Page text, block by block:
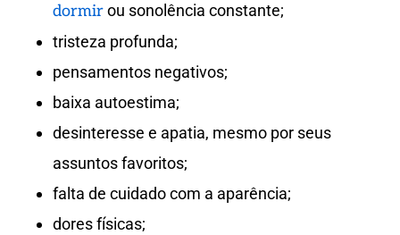
dormirou sonolência constante;
tristeza profunda;
pensamentos negativos;
baixa autoestima;
desinteresse e apatia, mesmo por seus
assuntos favoritos;
falta de cuidado com a aparência;
dores físicas;